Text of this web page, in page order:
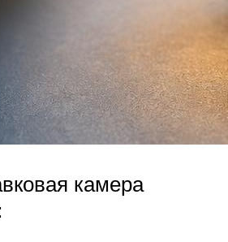
камера